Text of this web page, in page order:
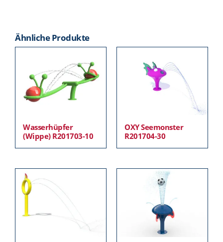
Ähnliche Produkte
Wasserhüpfer
(Wippe) R201703-10
OXY Seemonster
R201704-30